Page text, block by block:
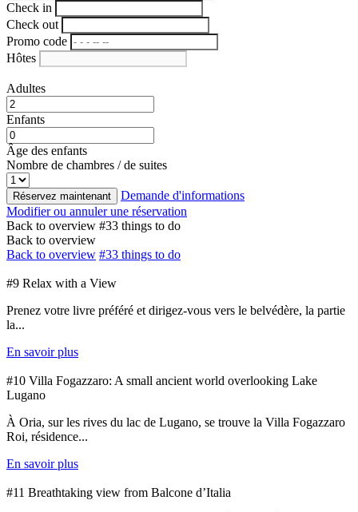
Check in
Check out
Promo code
Hôtes
Adultes
Enfants
Âge des enfants
Nombre de chambres / de suites
Réservez maintenant
Demande d'informations
Modifier ou annuler une réservation
Back to overview #33 things to do
Back to overview
Back to overview #33 things to do
#9 Relax with a View
Prenez votre livre préféré et dirigez-vous vers le belvédère, la partie
la...
En savoir plus
#10 Villa Fogazzaro: A small ancient world overlooking Lake
Lugano
À Oria, sur les rives du lac de Lugano, se trouve la Villa Fogazzaro
Roi, résidence...
En savoir plus
#11 Breathtaking view from Balcone d’Italia